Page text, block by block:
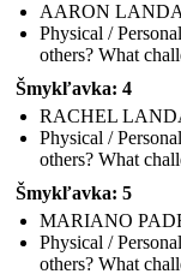
AARON
Physical /
others? What
Šmykľavka: 4
RACHEL
Physical /
others? What
Šmykľavka: 5
MARIANO
Physical /
others? What